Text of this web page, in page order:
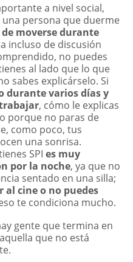
a nivel social,
persona que duerme
moverse durante
incluso de discusión
no puedes
al lado que lo que
sabes explicárselo. Si
durante varios días y
, cómo le explicas
porque no paras de
como poco, tus
una sonrisa.
SPI es muy
por la noche, ya que no
sentado en una silla;
al cine o no puedes
te condiciona mucho.
gente que termina en
que no está